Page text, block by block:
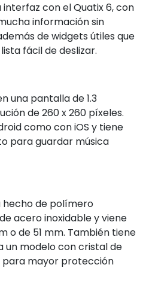
con el Quatix 6, con
información sin
de widgets útiles que
fácil de deslizar.
una pantalla de 1.3
de 260 x 260 píxeles.
como con iOS y tiene
para guardar música
hecho de polímero
acero inoxidable y viene
o de 51 mm. También tiene
un modelo con cristal de
mayor protección